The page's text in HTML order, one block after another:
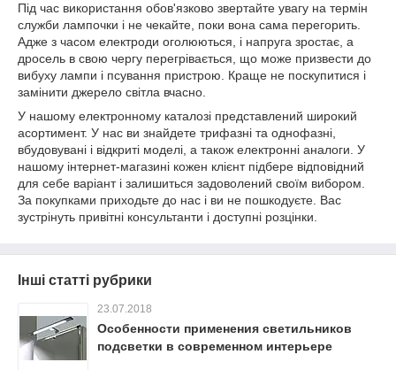
Під час використання обов'язково звертайте увагу на термін
служби лампочки і не чекайте, поки вона сама перегорить.
Адже з часом електроди оголюються, і напруга зростає, а
дросель в свою чергу перегрівається, що може призвести до
вибуху лампи і псування пристрою. Краще не поскупитися і
замінити джерело світла вчасно.
У нашому електронному каталозі представлений широкий
асортимент. У нас ви знайдете трифазні та однофазні,
вбудовувані і відкриті моделі, а також електронні аналоги. У
нашому інтернет-магазині кожен клієнт підбере відповідний
для себе варіант і залишиться задоволений своїм вибором.
За покупками приходьте до нас і ви не пошкодуєте. Вас
зустрінуть привітні консультанти і доступні розцінки.
Інші статті рубрики
23.07.2018
Особенности применения светильников
подсветки в современном интерьере